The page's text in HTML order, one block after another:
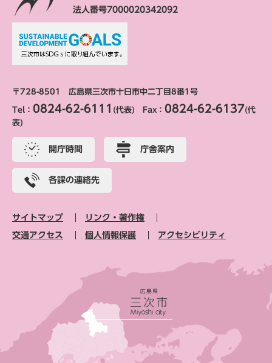
法人番号7000020342092
〒728-8501 広島県三次市十日市中二丁目8番1号
Tel： 0824-62-6111 (代表) Fax： 0824-62-6137(代
表)
開庁時間 庁舎案内
各課の連絡先
サイトマップ リンク・著作権
交通アクセス 個人情報保護 アクセシビリティ